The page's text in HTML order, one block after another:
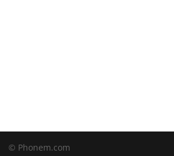
© Phonem.com